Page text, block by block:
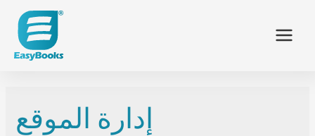
إدارة الموقع